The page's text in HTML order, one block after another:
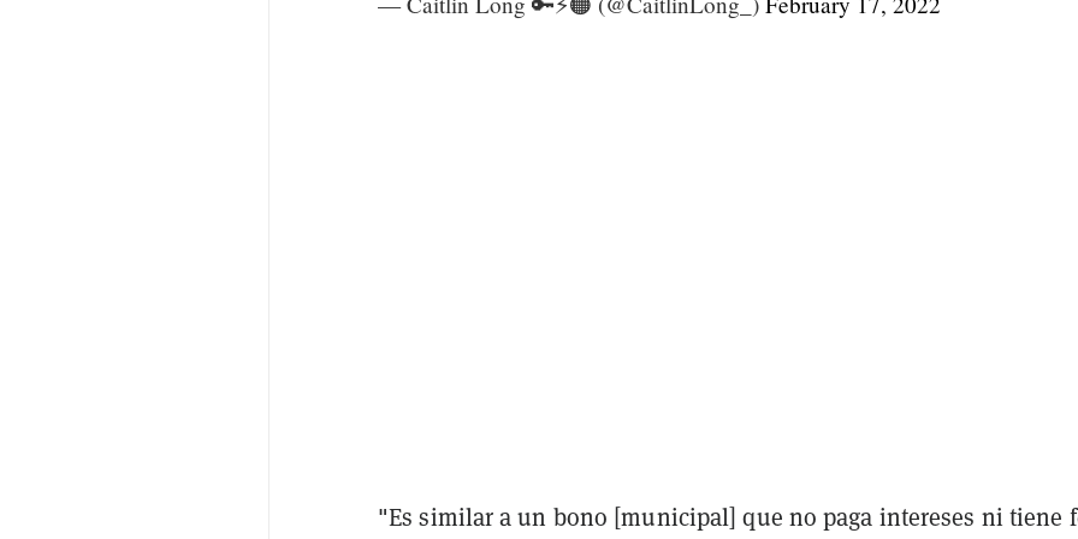
"Es similar a un bono [municipal] que no paga intereses ni tiene